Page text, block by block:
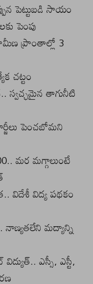
పెట్టుబడి సాయం
పెంపు
ప్రాంతాల్లో 3
చట్టం
స్వచ్ఛమైన తాగునీటి
పెంచబోమని
మర మగ్గాలుంటే
విదేశీ విద్య పథకం
నాణ్యతలేని మద్యాన్ని
ఎస్సీ, ఎస్టీ,